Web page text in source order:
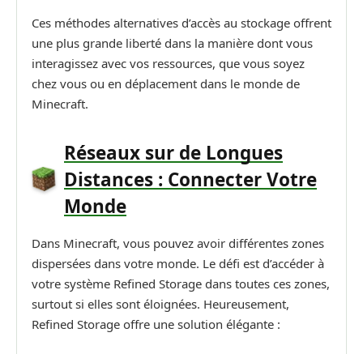
Ces méthodes alternatives d’accès au stockage offrent
une plus grande liberté dans la manière dont vous
interagissez avec vos ressources, que vous soyez
chez vous ou en déplacement dans le monde de
Minecraft.
Réseaux sur de Longues
Distances : Connecter Votre
Monde
Dans Minecraft, vous pouvez avoir différentes zones
dispersées dans votre monde. Le défi est d’accéder à
votre système Refined Storage dans toutes ces zones,
surtout si elles sont éloignées. Heureusement,
Refined Storage offre une solution élégante :